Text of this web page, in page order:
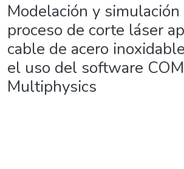
Modelación y
proceso de corte láser
cable de acero
el uso del software
Multiphysics